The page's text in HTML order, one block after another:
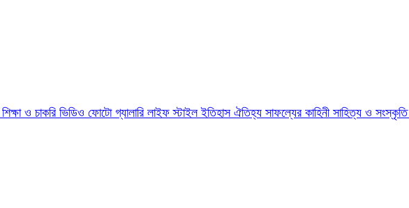
শিক্ষা ও চাকরি ভিডিও ফোটো গ্যালারি লাইফ স্টাইলইতিহাস ঐতিহ্য সাফল্যের কাহিনী সাহিত্য ও সংস্কৃতি